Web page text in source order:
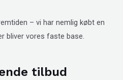
– vi har nemlig købt en
bliver vores faste base.
tilbud